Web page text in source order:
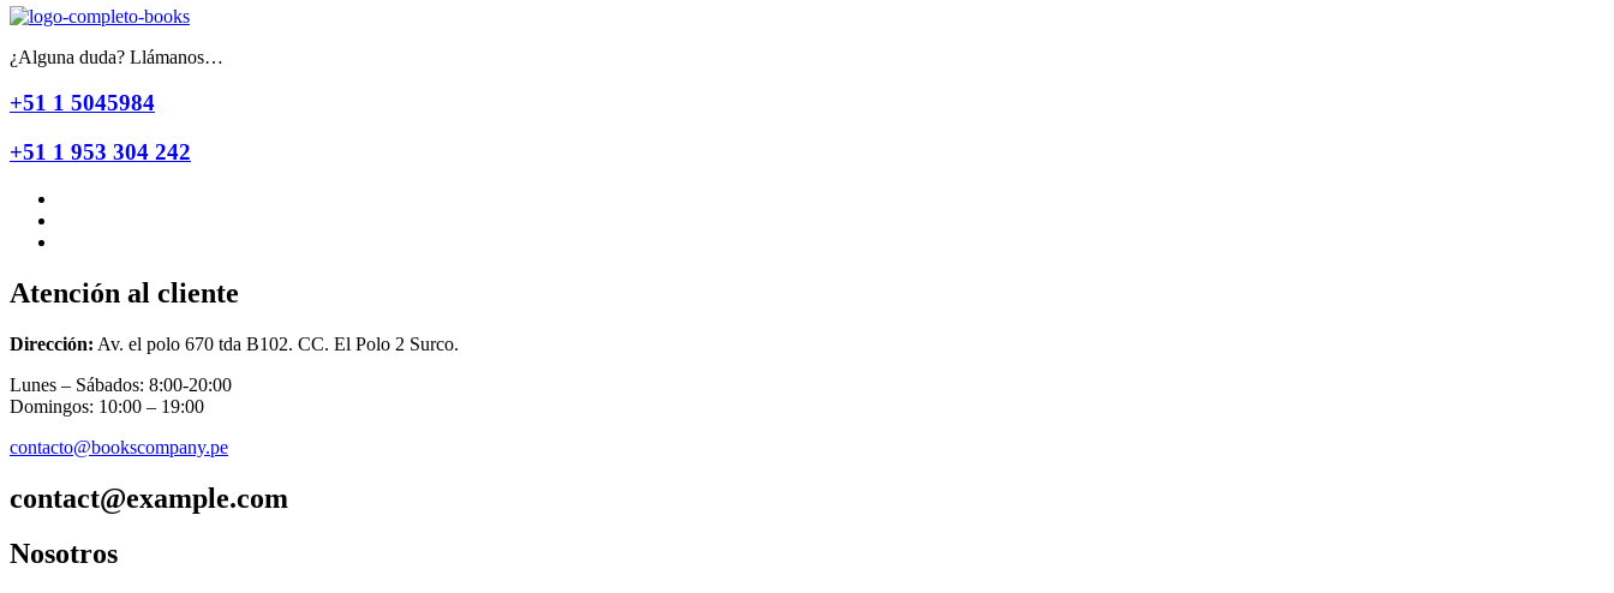
¿Alguna duda? Llámanos…
+51 1 5045984
+51 1 953 304 242
Atención al cliente
Dirección: Av. el polo 670 tda B102. CC. El Polo 2 Surco.
Lunes – Sábados: 8:00-20:00
Domingos: 10:00 – 19:00
contacto@bookscompany.pe
contact@example.com
Nosotros